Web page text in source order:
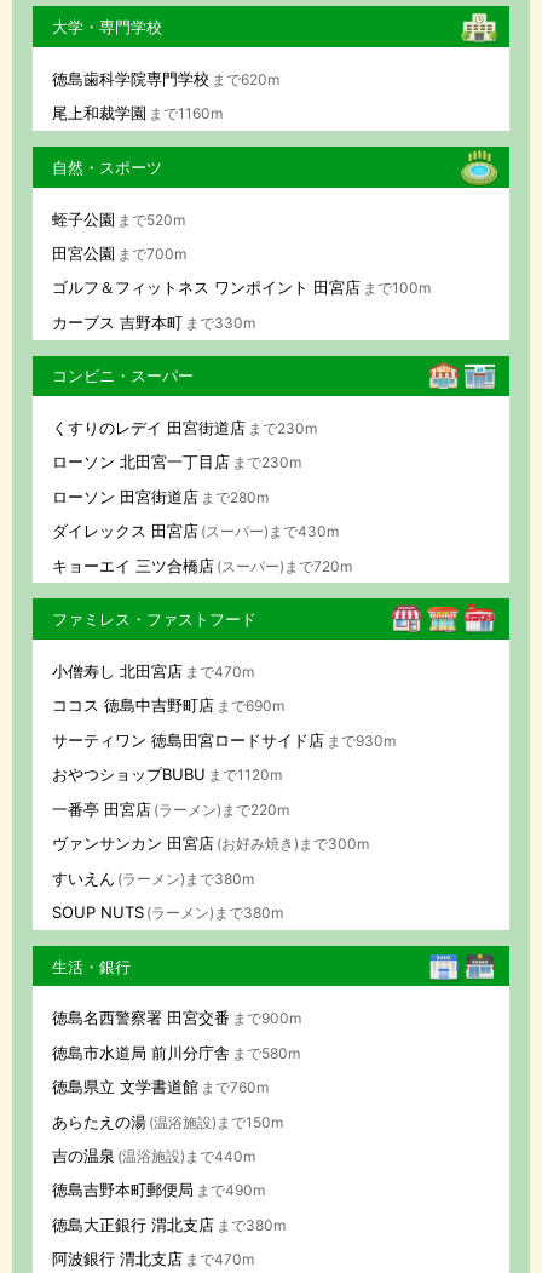
大学・専門学校
徳島歯科学院専門学校 まで620m
尾上和裁学園 まで1160m
自然・スポーツ
蛭子公園 まで520m
田宮公園 まで700m
ゴルフ＆フィットネス ワンポイント 田宮店 まで100m
カーブス 吉野本町 まで330m
コンビニ・スーパー
くすりのレデイ 田宮街道店 まで230m
ローソン 北田宮一丁目店 まで230m
ローソン 田宮街道店 まで280m
ダイレックス 田宮店 (スーパー)まで430m
キョーエイ 三ツ合橋店 (スーパー)まで720m
ファミレス・ファストフード
小僧寿し 北田宮店 まで470m
ココス 徳島中吉野町店 まで690m
サーティワン 徳島田宮ロードサイド店 まで930m
おやつショップBUBU まで1120m
一番亭 田宮店 (ラーメン)まで220m
ヴァンサンカン 田宮店 (お好み焼き)まで300m
すいえん (ラーメン)まで380m
SOUP NUTS (ラーメン)まで380m
生活・銀行
徳島名西警察署 田宮交番 まで900m
徳島市水道局 前川分庁舎 まで580m
徳島県立 文学書道館 まで760m
あらたえの湯 (温浴施設)まで150m
吉の温泉 (温浴施設)まで440m
徳島吉野本町郵便局 まで490m
徳島大正銀行 渭北支店 まで380m
阿波銀行 渭北支店 まで470m